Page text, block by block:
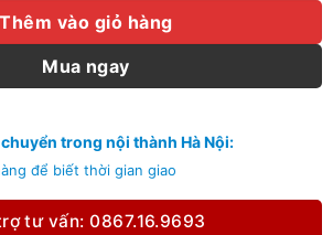
Thêm vào giỏ hàng
Mua ngay
trong nội thành Hà Nội:
để biết thời gian giao
tư vấn: 0867.16.9693